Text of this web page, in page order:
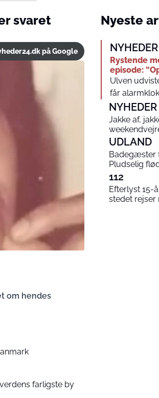
svaret
på Google
om hendes
farligste by
Nyeste
NYHEDER
Rystende
episode:
Ulven
får
NYHEDER
Jakke af,
UDLAND
Badegæster
Pludselig
112
Efterlyst 15-
stedet